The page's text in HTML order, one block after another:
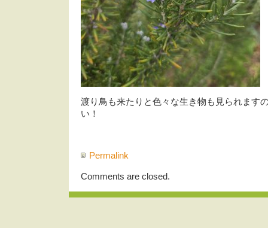
渡り鳥も来たりと色々な生き物も見られます
い！
Permalink
Comments are closed.